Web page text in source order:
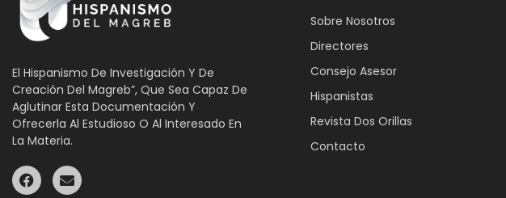
El Hispanismo De Investigación Y De
Creación Del Magreb”, Que Sea Capaz De
Aglutinar Esta Documentación Y
Ofrecerla Al Estudioso O Al Interesado En
La Materia.
Sobre Nosotros
Directores
Consejo Asesor
Hispanistas
Revista Dos Orillas
Contacto